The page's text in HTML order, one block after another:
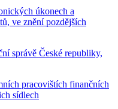
úkonech a
ve znění pozdějších
správě České republiky,
pracovištích finančních
sídlech